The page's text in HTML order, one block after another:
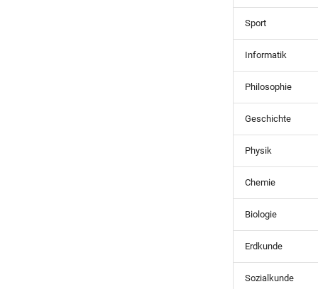
Sport
Informatik
Philosophie
Geschichte
Physik
Chemie
Biologie
Erdkunde
Sozialkunde